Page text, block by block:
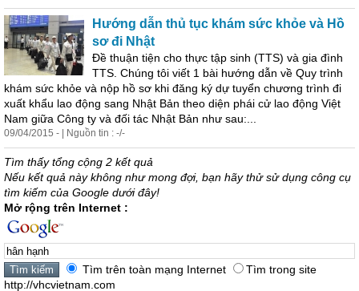
Hướng dẫn thủ tục khám sức khỏe và Hồ
sơ đi Nhật
Đề thuận tiện cho thực tập sinh (TTS) và gia đình
TTS. Chúng tôi viết 1 bài hướng dẫn về Quy trình
khám sức khỏe và nộp hồ sơ khi đăng ký dự tuyển chương trình đi
xuất khẩu lao động sang Nhật Bản theo diện phái cử lao động Việt
Nam giữa Công ty và đối tác Nhật Bản như sau:...
09/04/2015 - | Nguồn tin : -/-
Tìm thấy tổng cộng 2 kết quả
Nếu kết quả này không như mong đợi, bạn hãy thử sử dụng công cụ
tìm kiếm của Google dưới đây!
Mở rộng trên Internet :
Tìm trên toàn mạng Internet
Tìm trong site
http://vhcvietnam.com